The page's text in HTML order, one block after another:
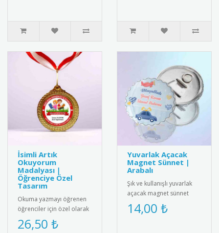
İsimli Artık
Okuyorum
Madalyası |
Öğrenciye Özel
Tasarım
Okuma yazmayı öğrenen
öğrenciler için özel olarak
hazırlanan isimli artık
okuyorum madalyası.
26,50 ₺
Yuvarlak Açacak
Magnet Sünnet |
Arabalı
Şık ve kullanışlı yuvarlak
açacak magnet sünnet
hediyesi. Yüksek kaliteli
mıknatıs ve paslanmaz
14,00 ₺